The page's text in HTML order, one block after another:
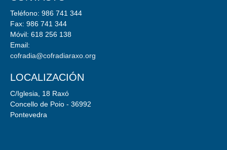
Teléfono: 986 741 344
Fax: 986 741 344
Móvil: 618 256 138
Email:
cofradia@cofradiaraxo.org
LOCALIZACIÓN
C/Iglesia, 18 Raxó
Concello de Poio - 36992
Pontevedra